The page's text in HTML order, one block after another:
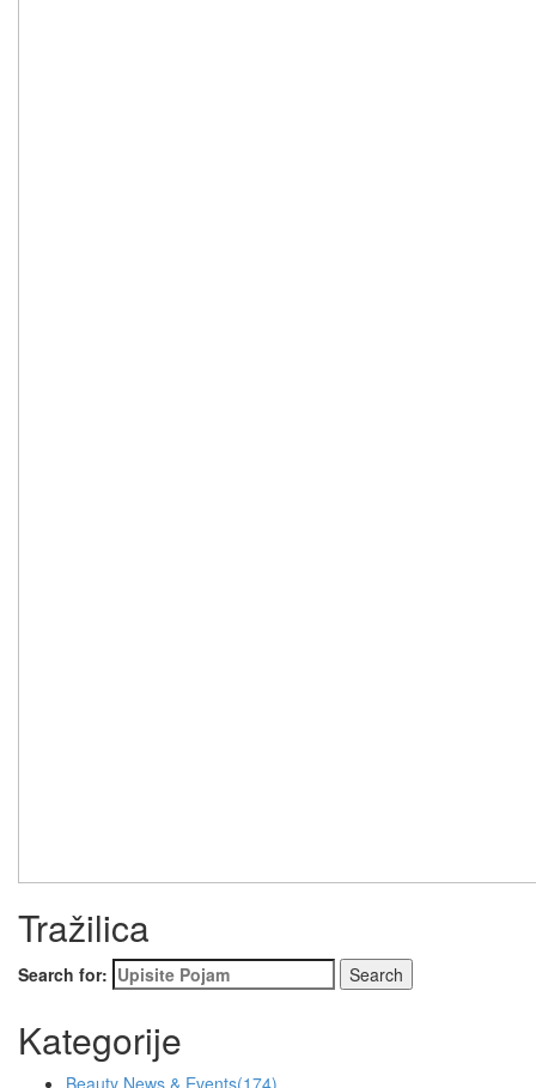
Tražilica
Search for:
Kategorije
Beauty News & Events(174)